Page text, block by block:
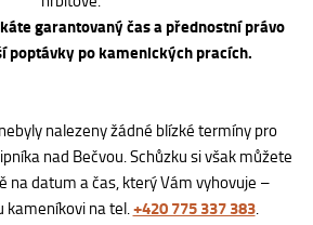
garantovaný čas a přednostní právo
poptávky po kamenických pracích.
nalezeny žádné blízké termíny pro
nad Bečvou. Schůzku si však můžete
na datum a čas, který Vám vyhovuje –
kameníkovi na tel.+420 775 337 383.